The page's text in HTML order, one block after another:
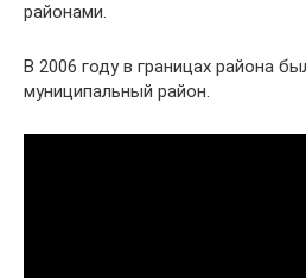
районами.
В 2006 году в границах района
муниципальный район.